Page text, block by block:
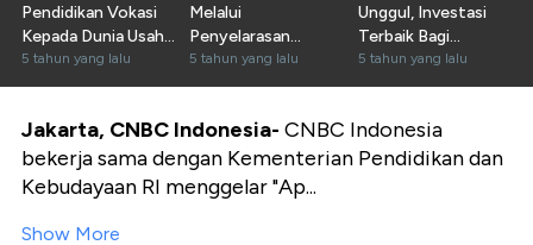
Pendidikan Vokasi
Kepada Dunia Usaha
& Industri 2
5 tahun yang lalu
Melalui
Penyelarasan
Pendidikan Vokasi &
Dudi
5 tahun yang lalu
Unggul, Investasi
Terbaik Bagi
Indonesia
5 tahun yang lalu
Jakarta, CNBC Indonesia- CNBC Indonesia
bekerja sama dengan Kementerian Pendidikan dan
Kebudayaan RI menggelar "Ap...
Show More